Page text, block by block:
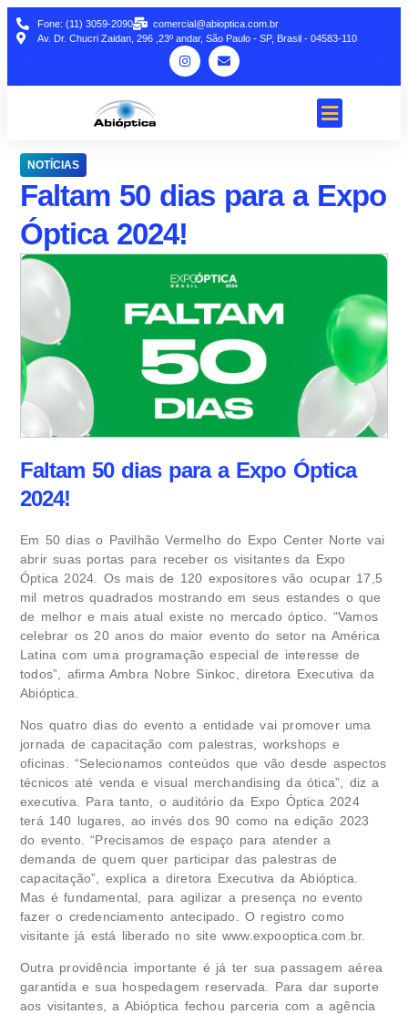
Fone: (11) 3059-2090
comercial@abioptica.com.br
Av. Dr. Chucri Zaidan, 296 ,23º andar, São Paulo - SP, Brasil - 04583-110
NOTÍCIAS
Faltam 50 dias para a Expo
Óptica 2024!
Faltam 50 dias para a Expo Óptica
2024!
Em 50 dias o Pavilhão Vermelho do Expo Center Norte vai
abrir suas portas para receber os visitantes da Expo
Óptica 2024. Os mais de 120 expositores vão ocupar 17,5
mil metros quadrados mostrando em seus estandes o que
de melhor e mais atual existe no mercado óptico. “Vamos
celebrar os 20 anos do maior evento do setor na América
Latina com uma programação especial de interesse de
todos”, afirma Ambra Nobre Sinkoc, diretora Executiva da
Abióptica.
Nos quatro dias do evento a entidade vai promover uma
jornada de capacitação com palestras, workshops e
oficinas. “Selecionamos conteúdos que vão desde aspectos
técnicos até venda e visual merchandising da ótica”, diz a
executiva. Para tanto, o auditório da Expo Óptica 2024
terá 140 lugares, ao invés dos 90 como na edição 2023
do evento. “Precisamos de espaço para atender a
demanda de quem quer participar das palestras de
capacitação”, explica a diretora Executiva da Abióptica.
Mas é fundamental, para agilizar a presença no evento
fazer o credenciamento antecipado. O registro como
visitante já está liberado no site www.expooptica.com.br.
Outra providência importante é já ter sua passagem aérea
garantida e sua hospedagem reservada. Para dar suporte
aos visitantes, a Abióptica fechou parceria com a agência